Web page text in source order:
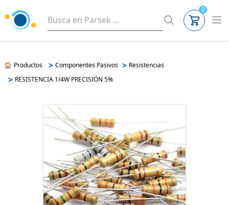
0
🏠 Productos > Componentes Pasivos > Resistencias
> RESISTENCIA 1/4W PRECISIÓN 5%